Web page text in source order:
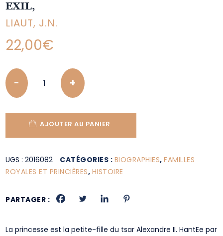
EXIL,
LIAUT, J.N.
22,00€
Quantity
AJOUTER AU PANIER
UGS :2016082 CATÉGORIES : BIOGRAPHIES,FAMILLES
ROYALES ET PRINCIÈRES, HISTOIRE
PARTAGER :
La princesse est la petite-fille du tsar Alexandre II. HantEe par